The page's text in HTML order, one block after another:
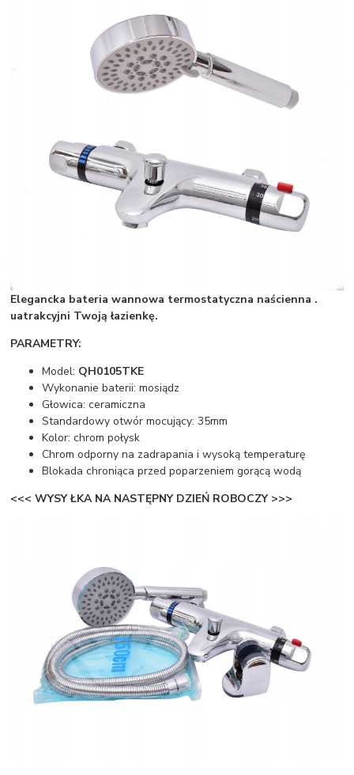
Elegancka bateria wannowa termostatyczna naścienna .
uatrakcyjni Twoją łazienkę.
PARAMETRY:
Model: QH0105TKE
Wykonanie baterii: mosiądz
Głowica: ceramiczna
Standardowy otwór mocujący: 35mm
Kolor: chrom połysk
Chrom odporny na zadrapania i wysoką temperaturę
Blokada chroniąca przed poparzeniem gorącą wodą
<<< WYSY ŁKA NA NASTĘPNY DZIEŃ ROBOCZY >>>